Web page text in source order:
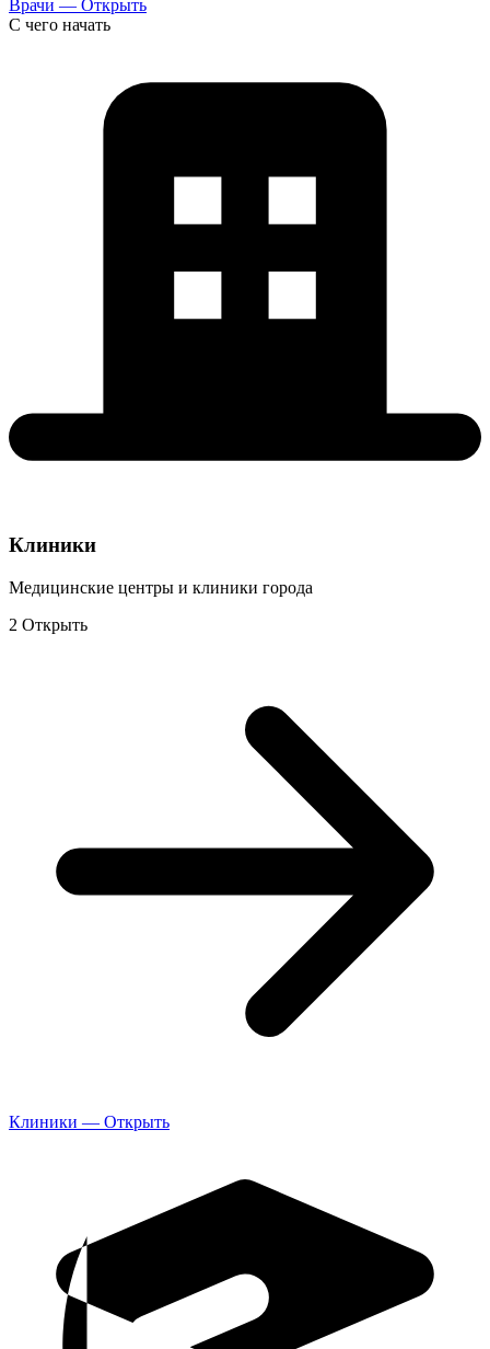
Врачи — Открыть
С чего начать
Клиники
Медицинские центры и клиники города
2 Открыть
Клиники — Открыть